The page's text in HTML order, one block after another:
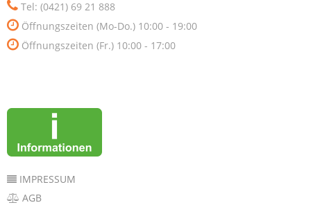
Tel: (0421) 69 21 888
Öffnungszeiten (Mo-Do.) 10:00 - 19:00
Öffnungszeiten (Fr.) 10:00 - 17:00
IMPRESSUM
AGB